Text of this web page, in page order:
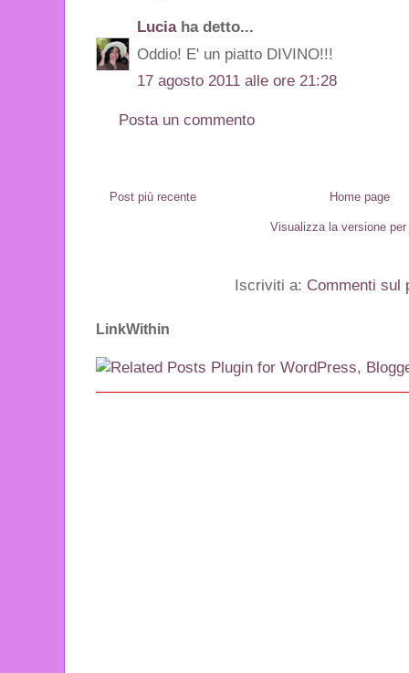
Luciaha detto...
Oddio! E' un piatto DIVINO!!!
17 agosto 2011 alle ore 21:28
Posta un commento
Post più recente Home page
Visualizza la versione
Iscriviti a: Commenti sul
LinkWithin